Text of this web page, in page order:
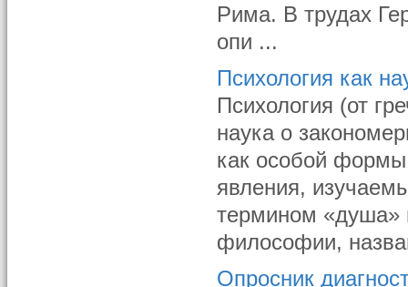
Рима. В трудах
опи ...
Психология как
Психология (от
наука о
как особой формы
явления,
термином «душа»
философии,
Опросник